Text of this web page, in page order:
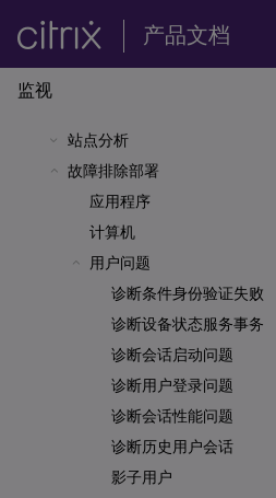
产品文档
监视
站点分析
故障排除部署
应用程序
计算机
用户问题
诊断条件身份验证失败
诊断设备状态服务事务
诊断会话启动问题
诊断用户登录问题
诊断会话性能问题
诊断历史用户会话
影子用户